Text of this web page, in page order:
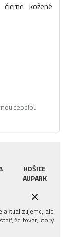
kožené
cepelou
KOŠICE
AUPARK
aktualizujeme, ale
že tovar, ktorý